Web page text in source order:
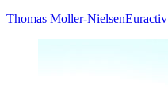
Thomas Moller-NielsenEuractiv